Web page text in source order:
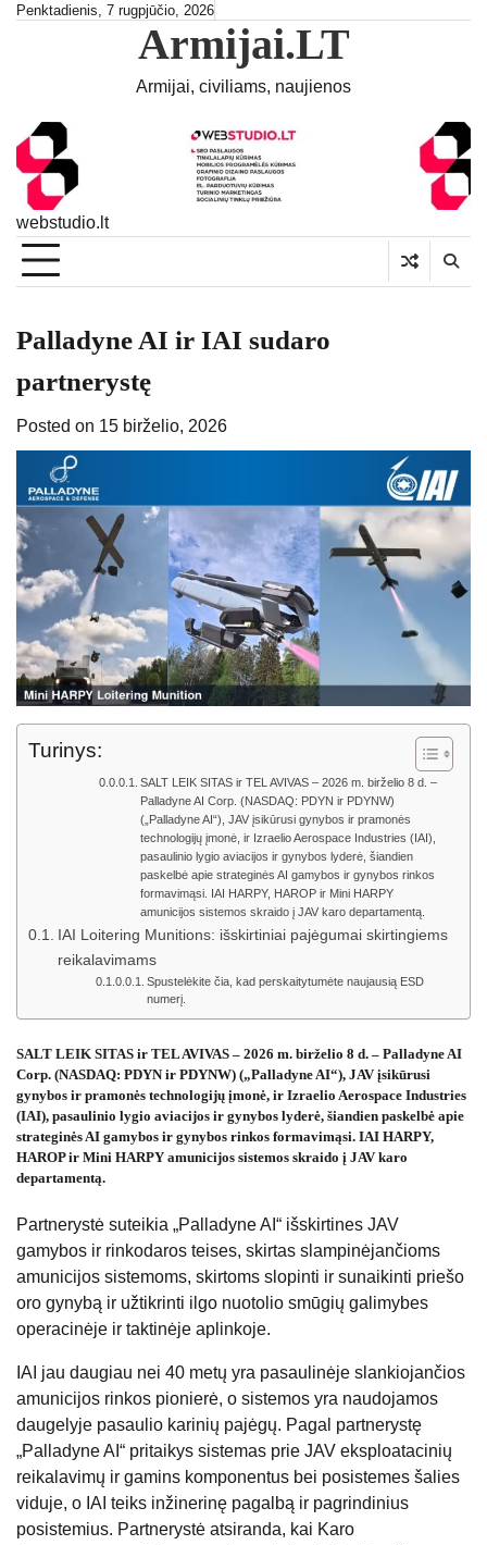
SkipPenktadienis, 7 rugpjūčio, 2026
Armijai.LT
Armijai, civiliams, naujienos
webstudio.lt
Palladyne AI ir IAI sudaro
partnerystę
Posted on 15 birželio, 2026
Turinys:
SALT LEIK SITAS ir TEL AVIVAS – 2026 m. birželio 8 d. –
Palladyne AI Corp. (NASDAQ: PDYN ir PDYNW)
(„Palladyne AI“), JAV įsikūrusi gynybos ir pramonės
technologijų įmonė, ir Izraelio Aerospace Industries (IAI),
pasaulinio lygio aviacijos ir gynybos lyderė, šiandien
paskelbė apie strateginės AI gamybos ir gynybos rinkos
formavimąsi. IAI HARPY, HAROP ir Mini HARPY
amunicijos sistemos skraido į JAV karo departamentą.
IAI Loitering Munitions: išskirtiniai pajėgumai skirtingiems
reikalavimams
Spustelėkite čia, kad perskaitytumėte naujausią ESD
numerį.
SALT LEIK SITAS ir TEL AVIVAS – 2026 m. birželio 8 d. – Palladyne AI
Corp. (NASDAQ: PDYN ir PDYNW) („Palladyne AI“), JAV įsikūrusi
gynybos ir pramonės technologijų įmonė, ir Izraelio Aerospace Industries
(IAI), pasaulinio lygio aviacijos ir gynybos lyderė, šiandien paskelbė apie
strateginės AI gamybos ir gynybos rinkos formavimąsi. IAI HARPY,
HAROP ir Mini HARPY amunicijos sistemos skraido į JAV karo
departamentą.
Partnerystė suteikia „Palladyne AI“ išskirtines JAV
gamybos ir rinkodaros teises, skirtas slampinėjančioms
amunicijos sistemoms, skirtoms slopinti ir sunaikinti priešo
oro gynybą ir užtikrinti ilgo nuotolio smūgių galimybes
operacinėje ir taktinėje aplinkoje.
IAI jau daugiau nei 40 metų yra pasaulinėje slankiojančios
amunicijos rinkos pionierė, o sistemos yra naudojamos
daugelyje pasaulio karinių pajėgų. Pagal partnerystę
„Palladyne AI“ pritaikys sistemas prie JAV eksploatacinių
reikalavimų ir gamins komponentus bei posistemes šalies
viduje, o IAI teiks inžinerinę pagalbą ir pagrindinius
posistemius. Partnerystė atsiranda, kai Karo